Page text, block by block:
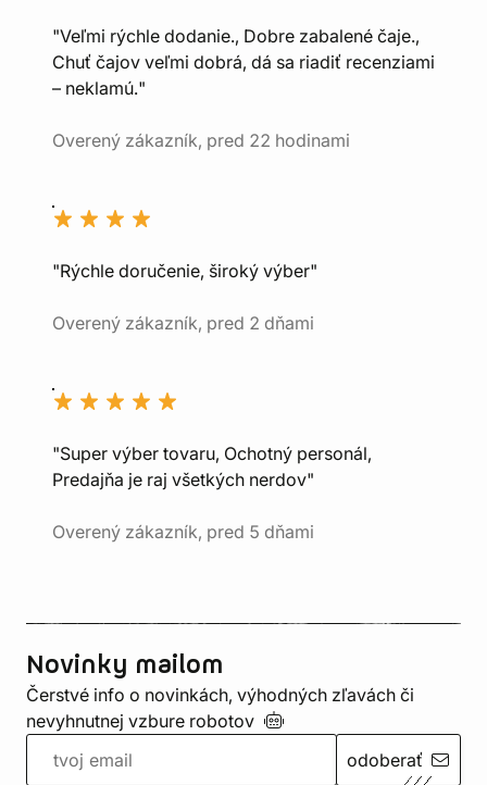
"Veľmi rýchle dodanie., Dobre zabalené čaje.,
Chuť čajov veľmi dobrá, dá sa riadiť recenziami
– neklamú."
Overený zákazník, pred 22 hodinami
"Rýchle doručenie, široký výber"
Overený zákazník, pred 2 dňami
"Super výber tovaru, Ochotný personál,
Predajňa je raj všetkých nerdov"
Overený zákazník, pred 5 dňami
Novinky mailom
Čerstvé info o novinkách, výhodných zľavách či
nevyhnutnej vzbure robotov
odoberať